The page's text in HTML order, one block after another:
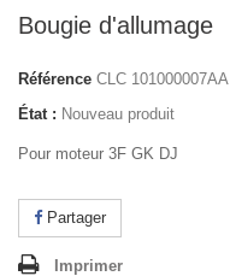
Bougie d'allumage
Référence CLC 101000007AA
État : Nouveau produit
Pour moteur 3F GK DJ
Partager
Imprimer